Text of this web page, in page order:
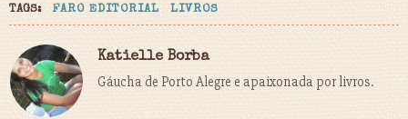
TAGS: FARO EDITORIAL LIVROS
Katielle Borba
Gáucha de Porto Alegre e apaixonada por livros.